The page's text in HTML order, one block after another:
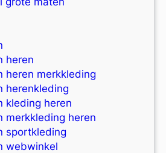
heren
heren merkkleding
herenkleding
kleding heren
merkkleding heren
sportkleding
webwinkel